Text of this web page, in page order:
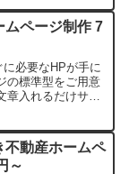
最適！後は記事
ムページ制作 7
必要なHPが手に
の標準型をご用意
章入れるだけサー
めてでも大丈夫！
不動産ホームペ
～